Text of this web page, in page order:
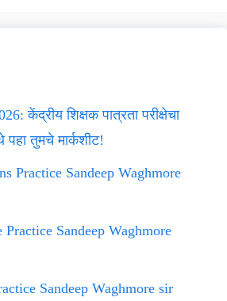
केंद्रीय शिक्षक पात्रता परीक्षेचा
पहा तुमचे मार्कशीट!
Practice Sandeep Waghmore
Practice Sandeep Waghmore
Sandeep Waghmore sir